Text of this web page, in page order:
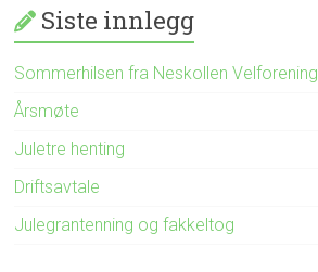
Siste innlegg
Sommerhilsen fra Neskollen Velforening
Årsmøte
Juletre henting
Driftsavtale
Julegrantenning og fakkeltog